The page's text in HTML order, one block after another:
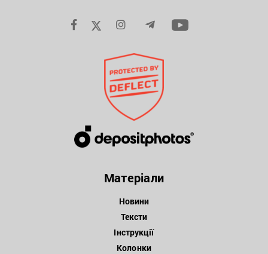
Матеріали
Новини
Тексти
Інструкції
Колонки